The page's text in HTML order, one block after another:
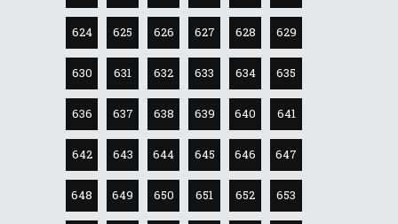
624 625 626 627 628 629
630 631 632 633 634 635
636 637 638 639 640 641
642 643 644 645 646 647
648 649 650 651 652 653